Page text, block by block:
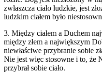
zwłaszcza ciało ludzkie, jest
ludzkim ciałem było
3. Między ciałem a Duchem
między złem a największym
niewłaściwe przybranie sobie
Nie jest więc stosowne i to, że
przybrał sobie ciało.